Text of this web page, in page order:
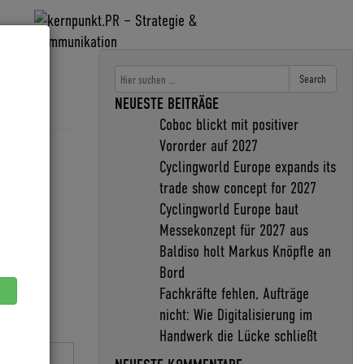
Search
NEUESTE BEITRÄGE
Coboc blickt mit positiver
Vororder auf 2027
Cyclingworld Europe expands its
trade show concept for 2027
Cyclingworld Europe baut
Messekonzept für 2027 aus
Baldiso holt Markus Knöpfle an
Bord
Fachkräfte fehlen, Aufträge
nicht: Wie Digitalisierung im
Handwerk die Lücke schließt